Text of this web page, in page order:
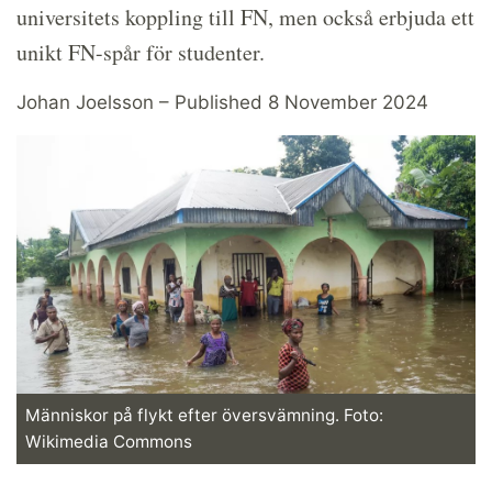
universitets koppling till FN, men också erbjuda ett
unikt FN-spår för studenter.
Johan Joelsson – Published 8 November 2024
Människor på flykt efter översvämning. Foto:
Wikimedia Commons